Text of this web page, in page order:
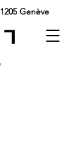
1205 Genève